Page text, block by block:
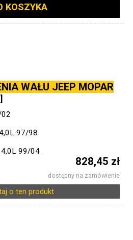
KOSZYKA
WAŁU JEEP MOPAR
02
97/98
4,0L 99/04
828,45 zł
dostępny na zamówienie
o ten produkt